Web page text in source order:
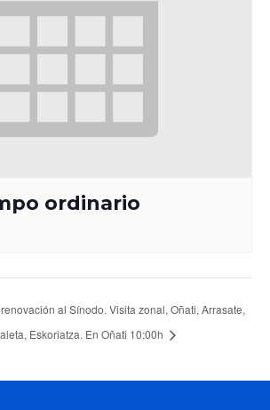
ordinario
al Sínodo. Visita zonal, Oñati, Arrasate,
Eskoriatza. En Oñati 10:00h